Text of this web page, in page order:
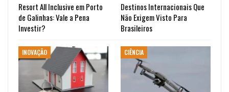
Resort All Inclusive em Porto
de Galinhas: Vale a Pena
Investir?
Destinos Internacionais Que
Não Exigem Visto Para
Brasileiros
INOVAÇÃO CIÊNCIA